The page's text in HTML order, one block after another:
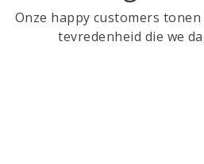
Onze happy customers
tevredenheid die we